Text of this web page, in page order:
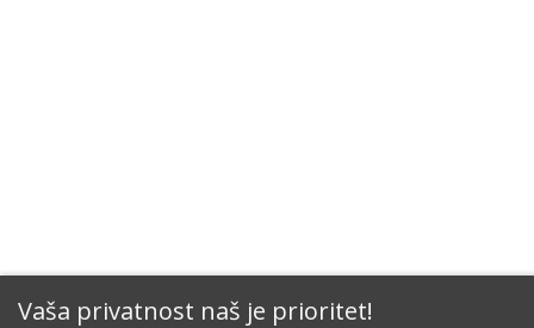
Vaša privatnost naš je prioritet!